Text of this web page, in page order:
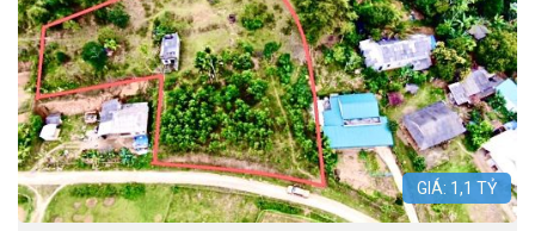
GIÁ: 1,1 TỶ